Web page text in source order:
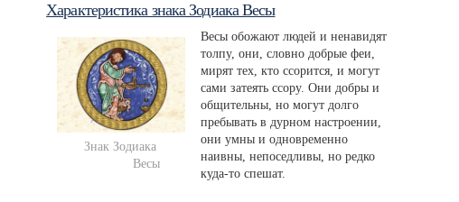
Характеристика знака Зодиака Весы
Знак Зодиака
Весы
Весы обожают людей и ненавидят
толпу, они, словно добрые феи,
мирят тех, кто ссорится, и могут
сами затеять ссору. Они добры и
общительны, но могут долго
пребывать в дурном настроении,
они умны и одновременно
наивны, непоседливы, но редко
куда-то спешат.